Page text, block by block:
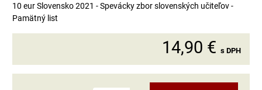
10 eur Slovensko 2021 - Spevácky zbor slovenských učiteľov -
Pamätný list
14,90 € s DPH